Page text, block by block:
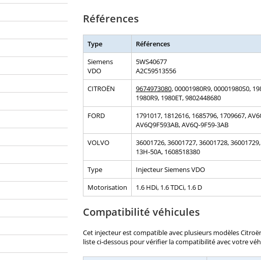
Références
Type
Références
Siemens
VDO
5WS40677
A2C59513556
CITROËN
9674973080, 00001980R9, 00001980S0,
1980R9, 1980ET, 9802448680
FORD
1791017, 1812616, 1685796, 1709667,
AV6Q9F593AB, AV6Q-9F59-3AB
VOLVO
36001726, 36001727, 36001728,
13H-50A, 1608518380
Type
Injecteur Siemens VDO
Motorisation
1.6 HDi, 1.6 TDCi, 1.6 D
Compatibilité véhicules
Cet injecteur est compatible avec plusieurs modèles
liste ci-dessous pour vérifier la compatibilité avec votre